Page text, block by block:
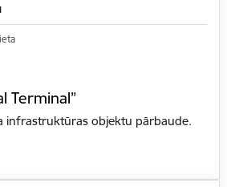
Terminal”
infrastruktūras objektu pārbaude.